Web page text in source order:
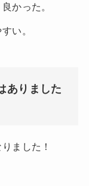
かった。
い。
ありました
ました！